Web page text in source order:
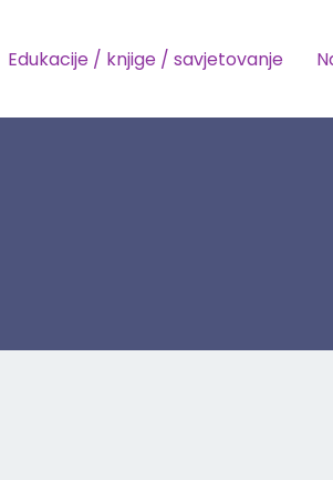
Edukacije / knjige / savjetovanje